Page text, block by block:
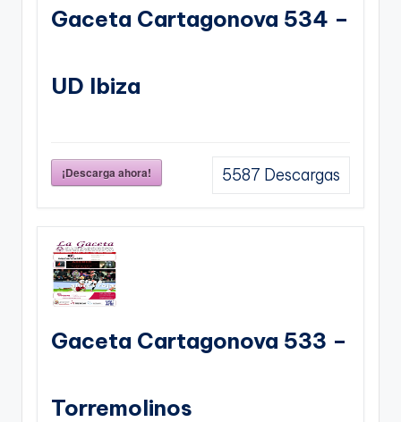
Gaceta Cartagonova 534 –
UD Ibiza
¡Descarga ahora! 5587 Descargas
Gaceta Cartagonova 533 –
Torremolinos